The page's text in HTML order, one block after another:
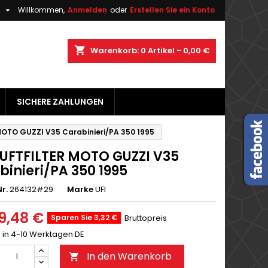
Willkommen, Anmelden oder Erstellen Sie ein Konto

shopping_cart Warenkorb: 0 Artikel - 0,00 €
SICHERE ZAHLUNGEN
GUZZI V35 Carabinieri/PA 350 1995
MOTO GUZZI V35
PA 350 1995
264132#29 MarkeUFI
€ Sparen Sie 3,32 €
Bruttopreis
4-10 Werktagen DE
 In den Warenkorb